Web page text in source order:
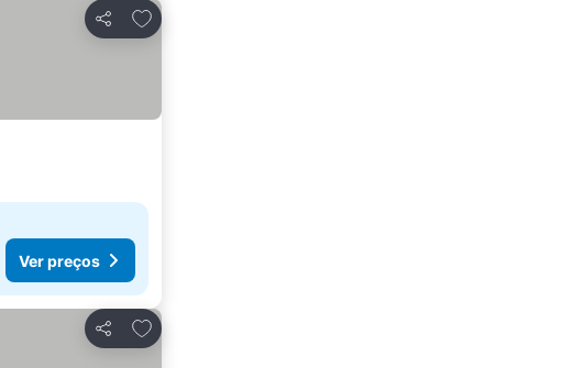
Partilhar
Adicionar aos favoritos
Ver preços
Partilhar
Adicionar aos favoritos